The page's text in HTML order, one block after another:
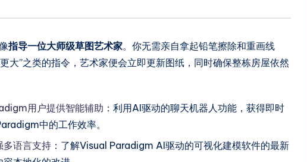
指导一位大师级草图艺术家。你无需亲自拿起铅笔擦除和重画线
大”之类的指令，艺术家便会立即更新图纸，同时确保整栋房屋依然
用户提供智能辅助 ：利用AI驱动的聊天机器人功能，获得即时
中的工作效率。
语言支持 ：了解Visual Paradigm AI驱动的可视化建模软件的最新